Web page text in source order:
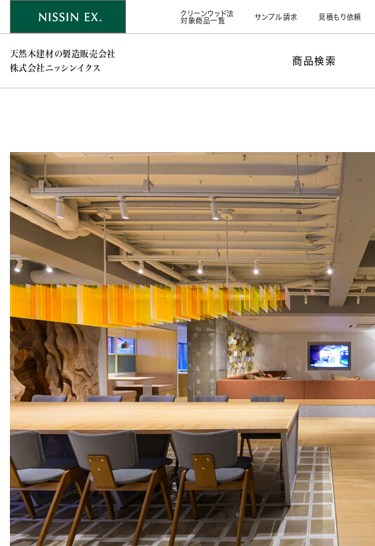
クリーンウッド法
対象商品一覧
サンプル請求 見積もり依頼
天然木建材の製造販売会社
株式会社ニッシンイクス
商品検索